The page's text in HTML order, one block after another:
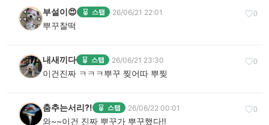
♡0
부설이😍 스탭 ·26/06/21 22:01
뿌꾸찰떡
♡0
내새끼다 스탭 ·26/06/21 23:30
이건진짜 ㅋㅋㅋ뿌꾸 찢어따 뿌찢
♡0
춤추는서리?! 스탭 ·26/06/22 00:01
와~~이건 진짜 뿌꾸가 뿌꾸했다!!